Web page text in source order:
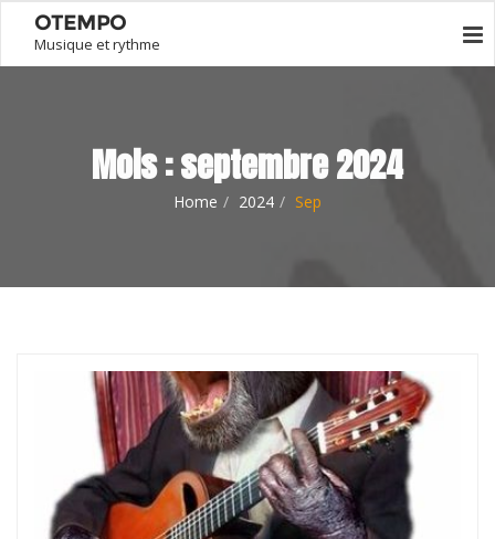
OTEMPO
Musique et rythme
Mois :septembre 2024
Home 2024 Sep